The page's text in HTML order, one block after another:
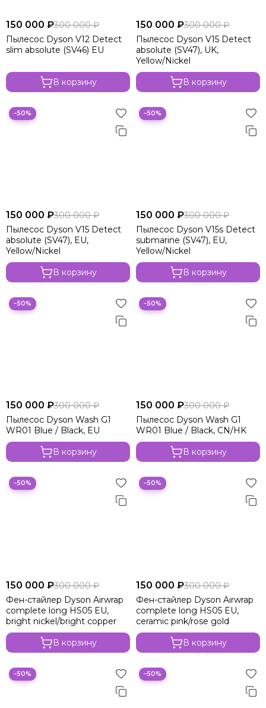
150 000 ₽300 000 ₽
Пылесос Dyson V12 Detect
slim absolute (SV46) EU
В корзину
150 000 ₽300 000 ₽
Пылесос Dyson V15 Detect
absolute (SV47), UK,
Yellow/Nickel
В корзину
−50%
150 000 ₽300 000 ₽
Пылесос Dyson V15 Detect
absolute (SV47), EU,
Yellow/Nickel
В корзину
−50%
150 000 ₽300 000 ₽
Пылесос Dyson V15s Detect
submarine (SV47), EU,
Yellow/Nickel
В корзину
−50%
150 000 ₽300 000 ₽
Пылесос Dyson Wash G1
WR01 Blue / Black, EU
В корзину
−50%
150 000 ₽300 000 ₽
Пылесос Dyson Wash G1
WR01 Blue / Black, CN/HK
В корзину
−50%
150 000 ₽300 000 ₽
Фен-стайлер Dyson Airwrap
complete long HS05 EU,
bright nickel/bright copper
В корзину
−50%
150 000 ₽300 000 ₽
Фен-стайлер Dyson Airwrap
complete long HS05 EU,
ceramic pink/rose gold
В корзину
−50% −50%